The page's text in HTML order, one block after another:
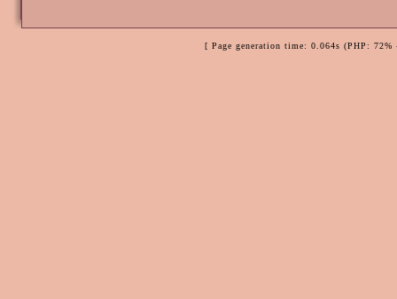
[ Page generation time: 0.064s (PHP: